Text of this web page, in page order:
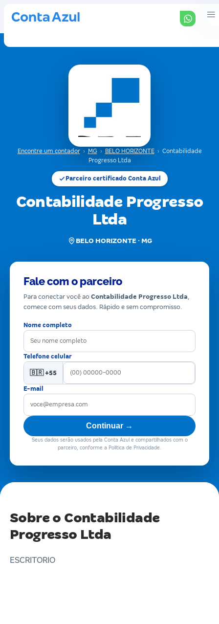
Encontre um contador › MG › BELO HORIZONTE › Contabilidade
Progresso Ltda
Parceiro certificado Conta Azul
Contabilidade Progresso
Ltda
BELO HORIZONTE · MG
Fale com o parceiro
Para conectar você ao Contabilidade Progresso Ltda,
comece com seus dados. Rápido e sem compromisso.
Nome completo
Telefone celular
🇧🇷 +55
E-mail
Continuar →
Seus dados serão usados pela Conta Azul e compartilhados com o
parceiro, conforme a Política de Privacidade.
Sobre o Contabilidade
Progresso Ltda
ESCRITORIO